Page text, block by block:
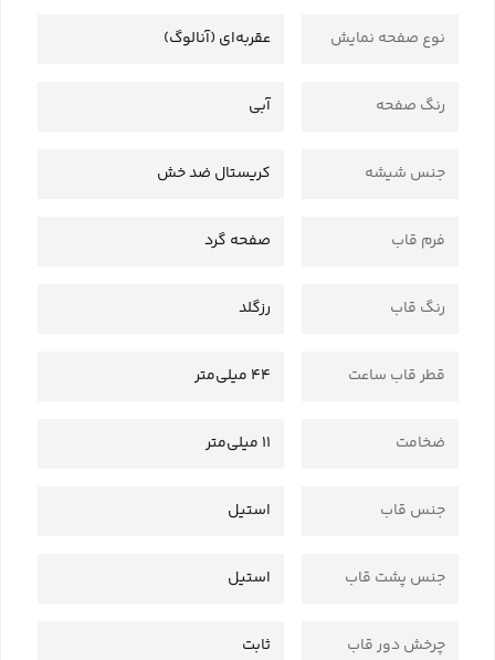
نوع صفحه نمایش عقربه‌ای (آنالوگ)
رنگ صفحه آبی
جنس شیشه کریستال ضد خش
فرم قاب صفحه گرد
رنگ قاب رزگلد
قطر قاب ساعت 44 میلی‌متر
ضخامت 11 میلی‌متر
جنس قاب استیل
جنس پشت قاب استیل
چرخش دور قاب ثابت